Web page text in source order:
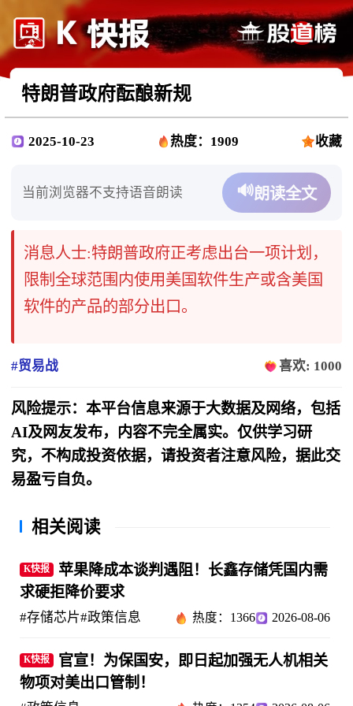
特朗普政府酝酿新规
2025-10-23 热度：1909 收藏
当前浏览器不支持语音朗读 🔊朗读全文
消息人士:特朗普政府正考虑出台一项计划，
限制全球范围内使用美国软件生产或含美国
软件的产品的部分出口。
#贸易战 喜欢: 1000
风险提示：本平台信息来源于大数据及网络，包括
AI及网友发布，内容不完全属实。仅供学习研
究，不构成投资依据，请投资者注意风险，据此交
易盈亏自负。
相关阅读
K快报
苹果降成本谈判遇阻！长鑫存储凭国内需
求硬拒降价要求
#存储芯片#政策信息 热度：1366 2026-08-06
K快报
官宣！为保国安，即日起加强无人机相关
物项对美出口管制！